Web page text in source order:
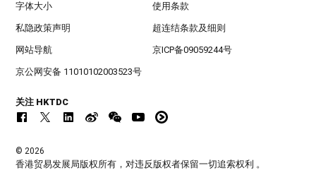
字体大小 使用条款
私隐政策声明 超连结条款及细则
网站导航 京ICP备09059244号
京公网安备 11010102003523号
关注 HKTDC
© 2026
香港贸易发展局版权所有，对违反版权者保留一切追索权利 。